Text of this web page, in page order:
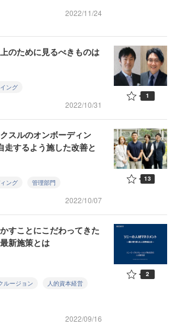
2022/11/24
のために見るべきものは
ング
2022/10/31
1
スルのオンボーディン
するよう施した改善と
ング 管理部門
2022/10/07
13
すことにこだわってきた
新施策とは
ルージョン 人的資本経営
2022/09/16
2